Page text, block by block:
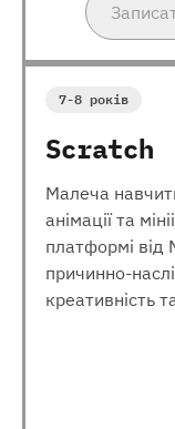
7-8 років
Scratch
Малеча
анімації та
платформі
причинно-
креативність